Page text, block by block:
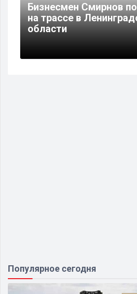
Бизнесмен Смирнов
на трассе в
области
Популярное сегодня